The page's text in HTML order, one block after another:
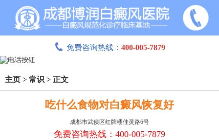
免费咨询热线： 400-005-7879
主页 > 常识 > 正文
吃什么食物对白癜风恢复好
成都市武侯区红牌楼佳灵路6号
免费咨询热线：400-005-7879